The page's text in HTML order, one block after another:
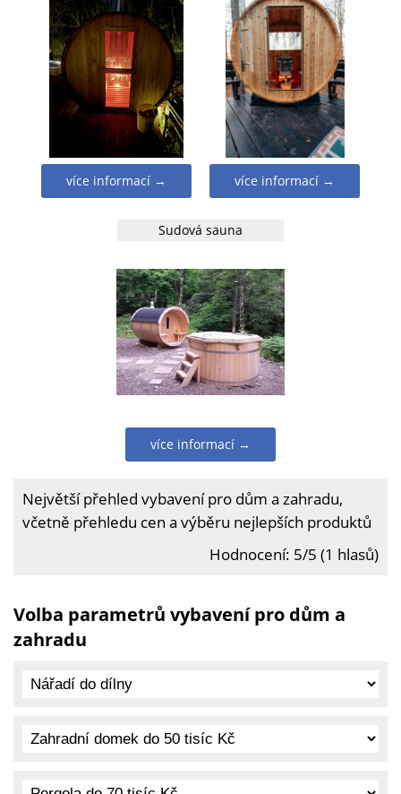
více informací → více informací →
Sudová sauna
více informací →
Největší přehled vybavení pro dům a zahradu,
včetně přehledu cen a výběru nejlepších produktů
Hodnocení: 5/5 (1 hlasů)
Volba parametrů vybavení pro dům a
zahradu